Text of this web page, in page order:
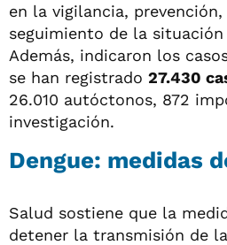
en la vigilancia,
seguimiento de la
Además, indicaron los
se han registrado 27.430
26.010 autóctonos, 872
investigación.
Dengue: medidas
Salud sostiene que la
detener la transmisión de